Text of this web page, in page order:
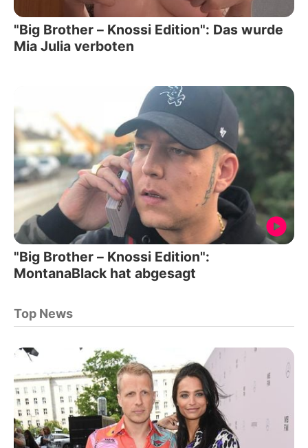
"Big Brother – Knossi Edition": Das wurde
Mia Julia verboten
"Big Brother – Knossi Edition":
MontanaBlack hat abgesagt
Top News